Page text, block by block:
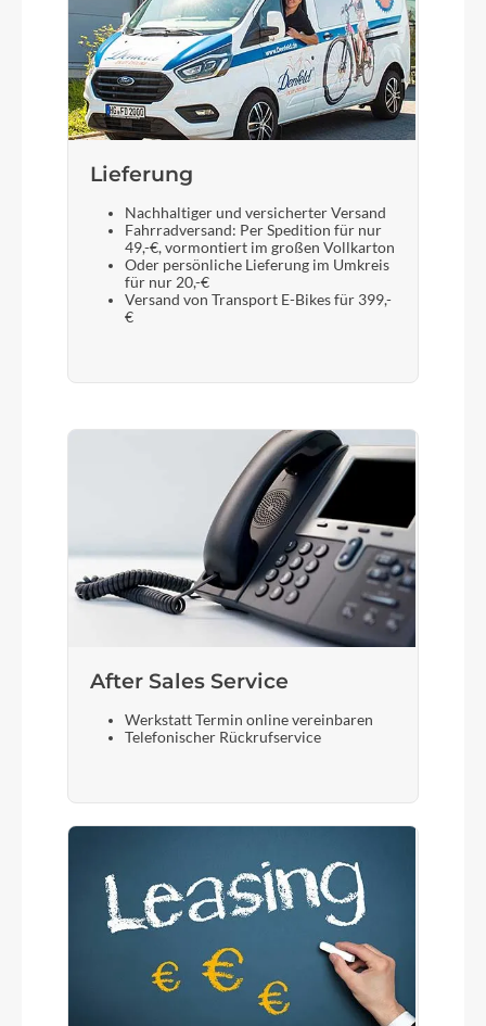
Lieferung
Nachhaltiger und versicherter Versand
Fahrradversand: Per Spedition für nur
49,-€, vormontiert im großen Vollkarton
Oder persönliche Lieferung im Umkreis
für nur 20,-€
Versand von Transport E-Bikes für 399,-
€
After Sales Service
Werkstatt Termin online vereinbaren
Telefonischer Rückrufservice